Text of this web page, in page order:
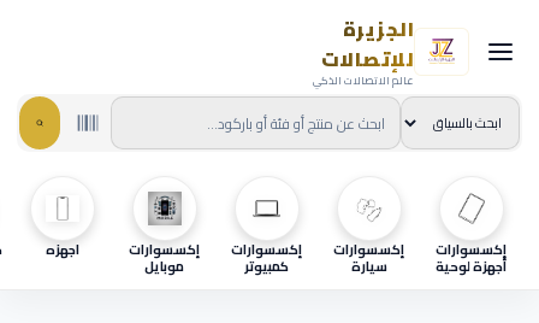
الجزيرة
للإتصالات
عالم الاتصالات الذكي
إكسسوارات
أجهزة لوحية
إكسسوارات
سيارة
إكسسوارات
كمبيوتر
إكسسوارات
موبايل
اجهزه